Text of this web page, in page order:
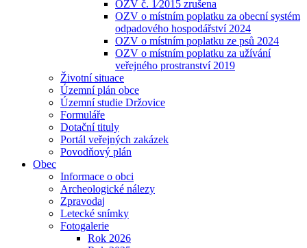
OZV č. 1⁄2015 zrušena
OZV o místním poplatku za obecní systém
odpadového hospodářství 2024
OZV o místním poplatku ze psů 2024
OZV o místním poplatku za užívání
veřejného prostranství 2019
Životní situace
Územní plán obce
Územní studie Držovice
Formuláře
Dotační tituly
Portál veřejných zakázek
Povodňový plán
Obec
Informace o obci
Archeologické nálezy
Zpravodaj
Letecké snímky
Fotogalerie
Rok 2026